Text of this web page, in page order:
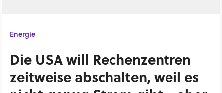
Energie
Die USA will Rechenzentren
zeitweise abschalten, weil es